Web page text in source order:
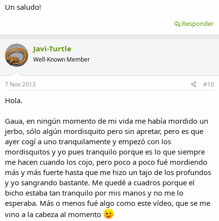
Un saludo!
Responder
Javi-Turtle
Well-Known Member
7 Nov 2013 #10
Hola.
Gaua, en ningún momento de mi vida me había mordido un
jerbo, sólo algún mordisquito pero sin apretar, pero es que
ayer cogí a uno tranquilamente y empezó con los
mordisquitos y yo pues tranquilo porque es lo que siempre
me hacen cuando los cojo, pero poco a poco fué mordiendo
más y más fuerte hasta que me hizo un tajo de los profundos
y yo sangrando bastante. Me quedé a cuadros porque el
bicho estaba tan tranquilo por mis manos y no me lo
esperaba. Más o menos fué algo como este vídeo, que se me
vino a la cabeza al momento